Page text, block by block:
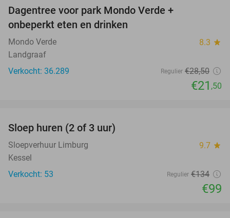
Dagentree voor park Mondo Verde +
onbeperkt eten en drinken
Mondo Verde 8.3 star
Landgraaf
Verkocht: 36.289
Regulier €28,50
€21 ,50
Sloep huren (2 of 3 uur)
Sloepverhuur Limburg 9.7 star
Kessel
Verkocht: 53
Regulier €134
€99